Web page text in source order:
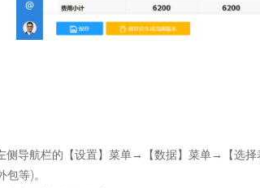
侧导航栏的【设置】菜单→【数据】菜单→【选择
等)。